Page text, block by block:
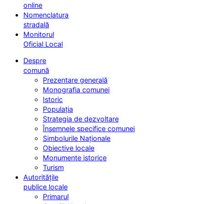
online
Nomenclatura
stradală
Monitorul
Oficial Local
Despre
comună
Prezentare generală
Monografia comunei
Istoric
Populația
Strategia de dezvoltare
Însemnele specifice comunei
Simbolurile Naționale
Obiective locale
Monumente istorice
Turism
Autoritățile
publice locale
Primarul